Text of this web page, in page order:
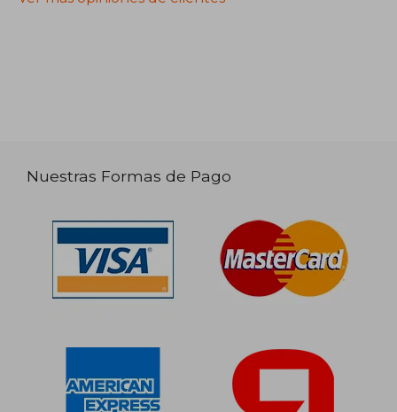
Nuestras Formas de Pago